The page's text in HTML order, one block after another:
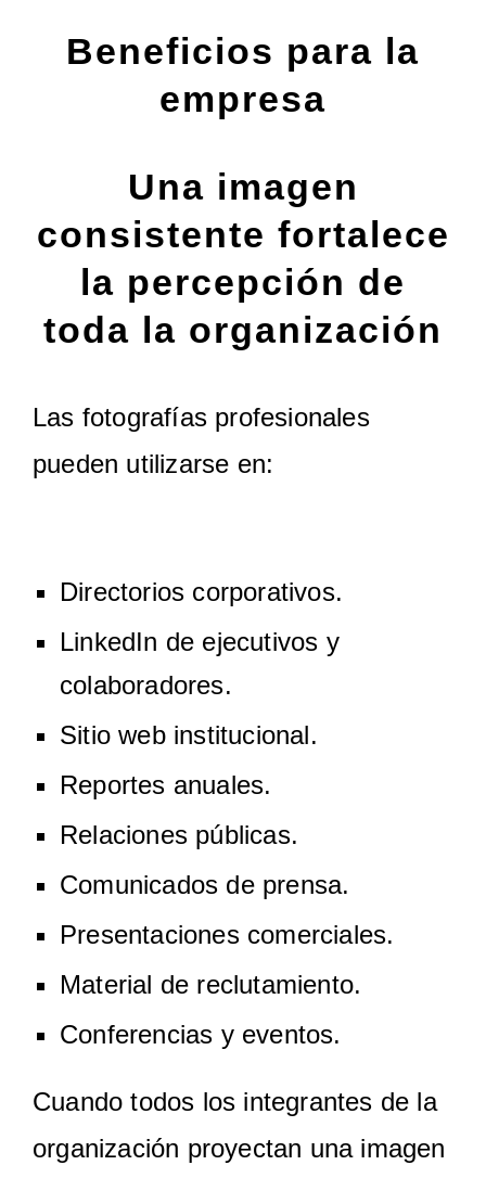
Beneficios para la
empresa
Una imagen
consistente fortalece
la percepción de
toda la organización
Las fotografías profesionales
pueden utilizarse en:
Directorios corporativos.
LinkedIn de ejecutivos y
colaboradores.
Sitio web institucional.
Reportes anuales.
Relaciones públicas.
Comunicados de prensa.
Presentaciones comerciales.
Material de reclutamiento.
Conferencias y eventos.
Cuando todos los integrantes de la
organización proyectan una imagen